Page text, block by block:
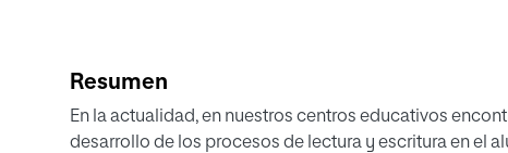
Resumen
En la actualidad, en nuestros centros educativos
desarrollo de los procesos de lectura y escritura en el